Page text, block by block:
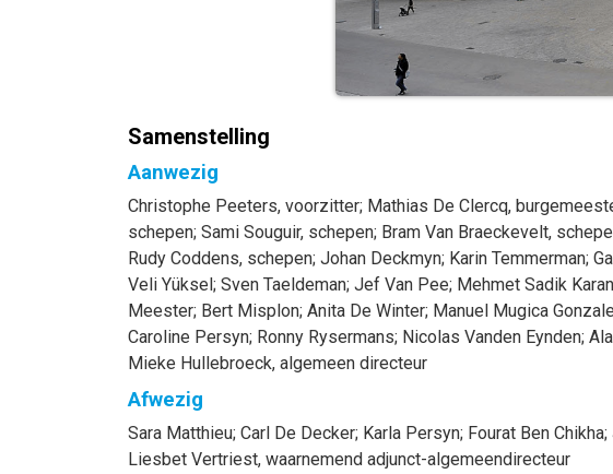
Samenstelling
Aanwezig
Christophe Peeters, voorzitter; Mathias De Clercq,
schepen; Sami Souguir, schepen; Bram Van Braeckevelt,
Rudy Coddens, schepen; Johan Deckmyn; Karin Temmerman;
Veli Yüksel; Sven Taeldeman; Jef Van Pee; Mehmet Sadik
Meester; Bert Misplon; Anita De Winter; Manuel Mugica
Caroline Persyn; Ronny Rysermans; Nicolas Vanden Eynden;
Mieke Hullebroeck, algemeen directeur
Afwezig
Sara Matthieu; Carl De Decker; Karla Persyn; Fourat Ben Chikha;
Liesbet Vertriest, waarnemend adjunct-algemeendirecteur